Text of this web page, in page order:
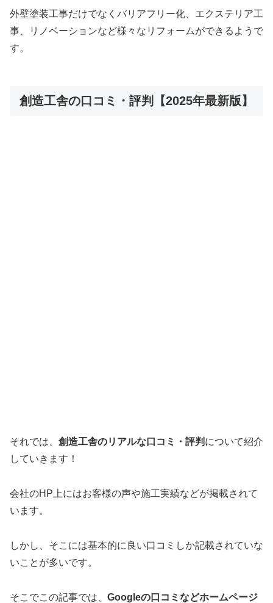
外壁塗装工事だけでなくバリアフリー化、エクステリア工
事、リノベーションなど様々なリフォームができるようで
す。
創造工舎の口コミ・評判【2025年最新版】
それでは、 創造工舎のリアルな口コミ・評判 について紹介
していきます！
会社のHP上にはお客様の声や施工実績などが掲載されて
います。
しかし、そこには基本的に良い口コミしか記載されていな
いことが多いです。
そこでこの記事では、 Googleの口コミなどホームページ